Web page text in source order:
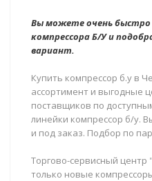
Вы можете очень быстро
компрессора Б/У и
вариант.
Купить компрессор б.у в
ассортимент и выгодные
поставщиков по
линейки компрессор б/у.
и под заказ. Подбор по
Торгово-сервисный центр
только новые